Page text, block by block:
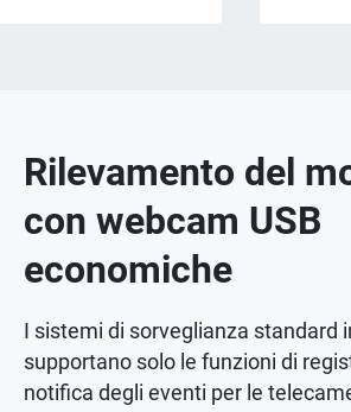
Rilevamento del
con webcam USB
economiche
I sistemi di sorveglianza standard
supportano solo le funzioni di
notifica degli eventi per le